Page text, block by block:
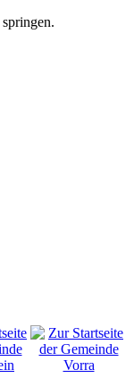
springen.